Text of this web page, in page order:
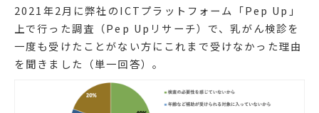
2021年2月に弊社のICTプラットフォーム「Pep Up」
上で行った調査（Pep Upリサーチ）で、乳がん検診を
一度も受けたことがない方にこれまで受けなかった理由
を聞きました（単一回答）。